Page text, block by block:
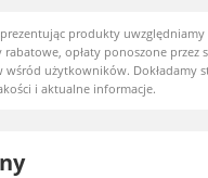
produkty
opłaty ponoszone przez
użytkowników. Dokładamy
i aktualne informacje.